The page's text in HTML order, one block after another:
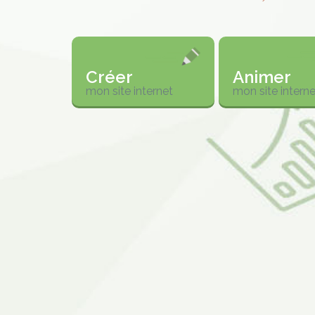
Créer
mon site internet
Animer
mon site